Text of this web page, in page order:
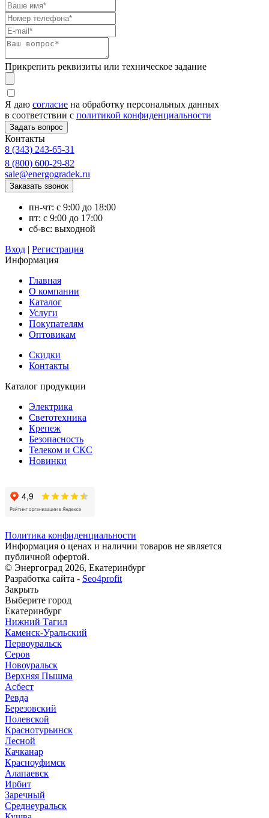
Прикрепить реквизиты или техническое задание
Я даю согласие на обработку персональных данных
в соответствии с политикой конфиденциальности
Контакты
8 (343) 243-65-31
8 (800) 600-29-82
sale@energogradek.ru
пн-чт: с 9:00 до 18:00
пт: с 9:00 до 17:00
сб-вс: выходной
Вход | Регистрация
Информация
Главная
О компании
Каталог
Услуги
Покупателям
Оптовикам
Скидки
Контакты
Каталог продукции
Электрика
Светотехника
Крепеж
Безопасность
Телеком и СКС
Новинки
Политика конфиденциальности
Информация о ценах и наличии товаров не является
публичной офертой.
© Энергоград 2026, Екатеринбург
Разработка сайта - Seo4profit
Закрыть
Выберите город
Екатеринбург
Нижний Тагил
Каменск-Уральский
Первоуральск
Серов
Новоуральск
Верхняя Пышма
Асбест
Ревда
Березовский
Полевской
Краснотурьинск
Лесной
Качканар
Красноуфимск
Алапаевск
Ирбит
Заречный
Среднеуральск